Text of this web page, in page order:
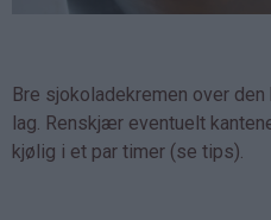
Bre sjokoladekremen over
lag. Renskjær eventuelt
kjølig i et par timer (se tips).